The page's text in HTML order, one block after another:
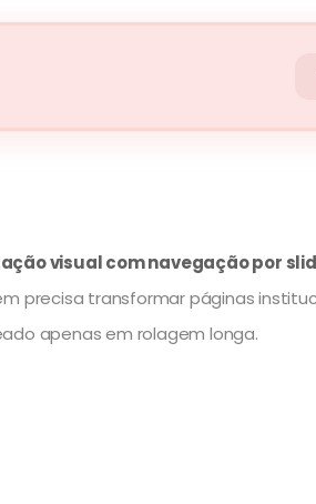
visual com navegação por
precisa transformar páginas
apenas em rolagem longa.